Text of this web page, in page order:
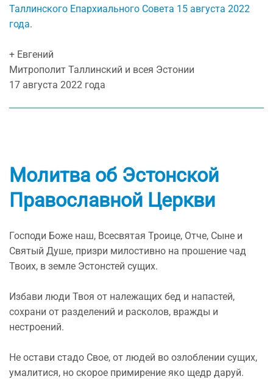
Таллинского Епархиального Совета 15 августа 2022
года.
+ Евгений
Митрополит Таллинский и всея Эстонии
17 августа 2022 года
Молитва об Эстонской
Православной Церкви
Господи Боже наш, Всесвятая Троице, Отче, Сыне и
Святый Душе, призри милостивно на прошение чад
Твоих, в земле Эстонстей сущих.
Избави люди Твоя от належащих бед и напастей,
сохрани от разделений и расколов, вражды и
нестроений.
Не остави стадо Свое, от людей во озлоблении сущих,
умалитися, но скорое примирение яко щедр даруй.